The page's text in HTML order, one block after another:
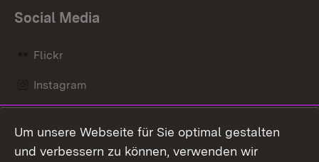
Social Media
Flickr
Instagram
Mastodon
Um unsere Webseite für Sie optimal gestalten
und verbessern zu können, verwenden wir